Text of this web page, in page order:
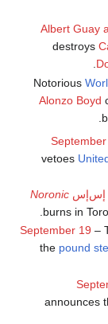
Albert Guay
destroys
.
Notorious
Alonzo Boyd
vetoes
إس‌إسNoronic
burns in
September 19 –
the pound
announces